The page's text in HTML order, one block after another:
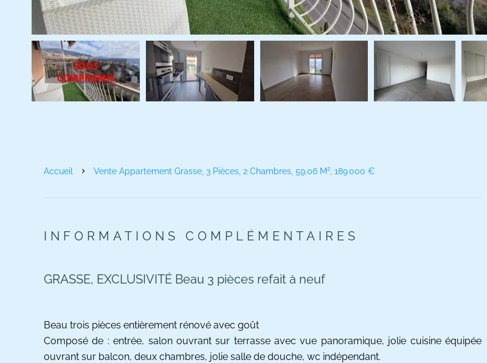
Accueil Vente Appartement Grasse, 3 Pièces, 2 Chambres, 59.06 M², 189 000 €
INFORMATIONS COMPLÉMENTAIRES
GRASSE, EXCLUSIVITÉ Beau 3 pièces refait à neuf
Beau trois pièces entièrement rénové avec goût
Composé de : entrée, salon ouvrant sur terrasse avec vue panoramique, jolie cuisine équipée
ouvrant sur balcon, deux chambres, jolie salle de douche, wc indépendant.